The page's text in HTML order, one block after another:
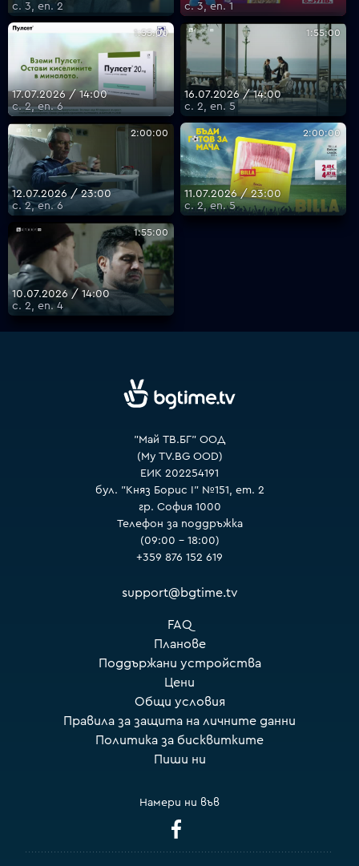
с. 3, еп. 2
с. 3, еп. 1
1:55:00
17.07.2026 / 14:00
с. 2, еп. 6
1:55:00
16.07.2026 / 14:00
с. 2, еп. 5
2:00:00
12.07.2026 / 23:00
с. 2, еп. 6
2:00:00
11.07.2026 / 23:00
с. 2, еп. 5
1:55:00
10.07.2026 / 14:00
с. 2, еп. 4
"Май ТВ.БГ" ООД
(My TV.BG OOD)
ЕИК 202254191
бул. "Княз Борис I" №151, ет. 2
гр. София 1000
Телефон за поддръжка
(09:00 – 18:00)
+359 876 152 619
support@bgtime.tv
FAQ
Планове
Поддържани устройства
Цени
Общи условия
Правила за защита на личните данни
Политика за бисквитките
Пиши ни
Намери ни във